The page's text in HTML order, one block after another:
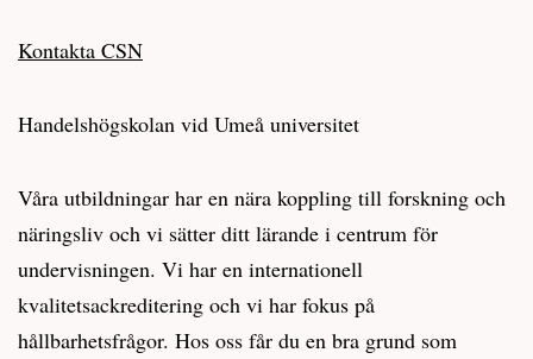
Kontakta CSN
Handelshögskolan vid Umeå universitet
Våra utbildningar har en nära koppling till forskning och
näringsliv och vi sätter ditt lärande i centrum för
undervisningen. Vi har en internationell
kvalitetsackreditering och vi har fokus på
hållbarhetsfrågor. Hos oss får du en bra grund som